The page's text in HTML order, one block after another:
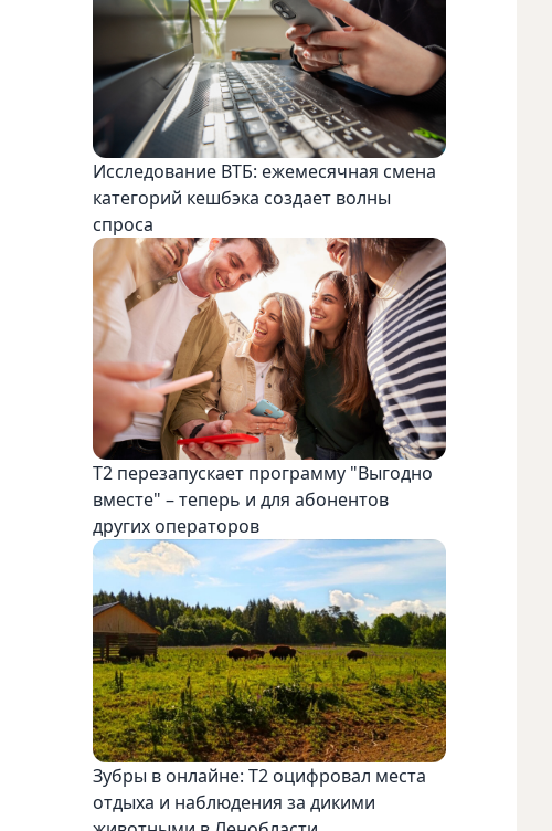
Исследование ВТБ: ежемесячная смена
категорий кешбэка создает волны
спроса
Т2 перезапускает программу "Выгодно
вместе" – теперь и для абонентов
других операторов
Зубры в онлайне: Т2 оцифровал места
отдыха и наблюдения за дикими